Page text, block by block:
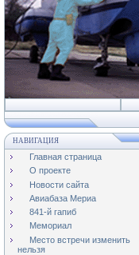
НАВИГАЦИЯ
Главная страница
О проекте
Новости сайта
Авиабаза Мериа
841-й гапиб
Мемориал
Место встречи изменить
нельзя